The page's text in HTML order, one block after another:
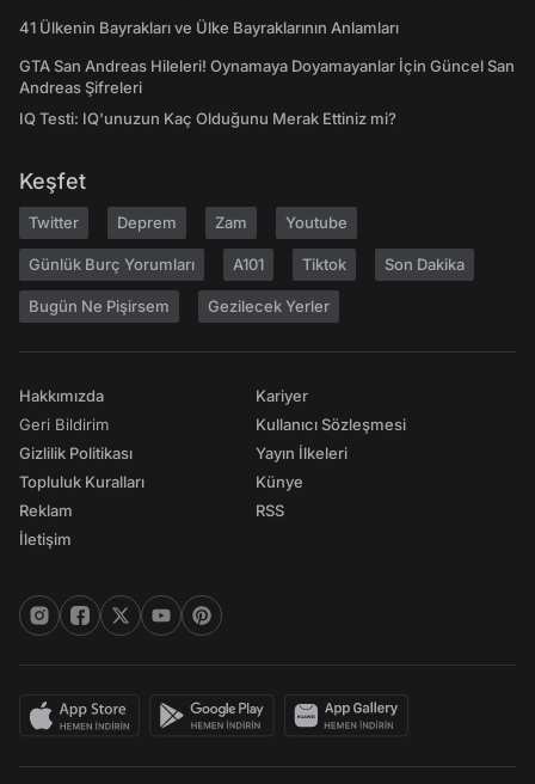
41 Ülkenin Bayrakları ve Ülke Bayraklarının Anlamları
GTA San Andreas Hileleri! Oynamaya Doyamayanlar İçin Güncel San
Andreas Şifreleri
IQ Testi: IQ'unuzun Kaç Olduğunu Merak Ettiniz mi?
Keşfet
Twitter Deprem Zam Youtube
Günlük Burç Yorumları A101 Tiktok Son Dakika
Bugün Ne Pişirsem Gezilecek Yerler
Hakkımızda
Geri Bildirim
Gizlilik Politikası
Topluluk Kuralları
Reklam
İletişim
Kariyer
Kullanıcı Sözleşmesi
Yayın İlkeleri
Künye
RSS